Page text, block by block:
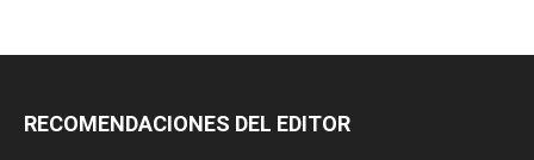
RECOMENDACIONES DEL EDITOR